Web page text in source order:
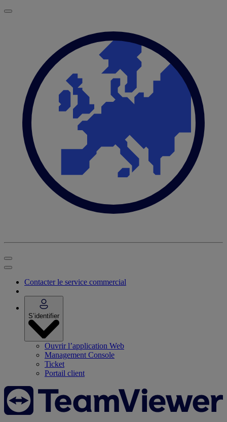
Contacter le service commercial
S’identifier
Ouvrir l’application Web
Management Console
Ticket
Portail client